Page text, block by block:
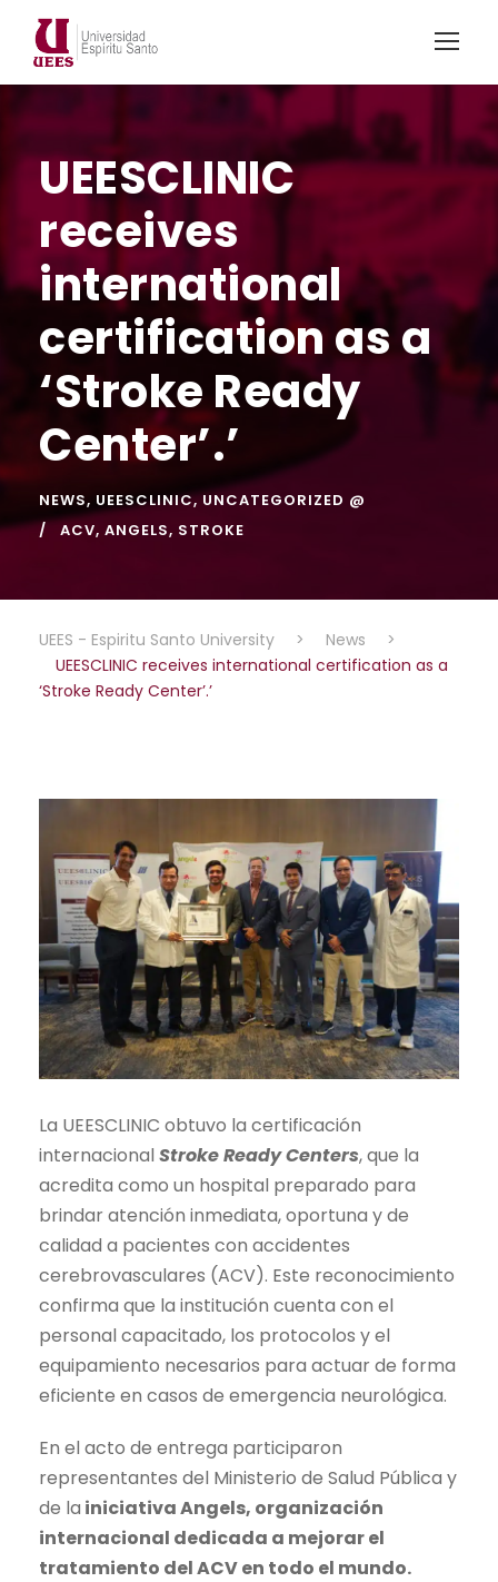
UEESCLINIC
receives
international
certification as a
‘Stroke Ready
Center’.’
NEWS, UEESCLINIC, UNCATEGORIZED @
ACV, ANGELS, STROKE
UEES - Espiritu Santo University > News
>
UEESCLINIC receives international certification as a
‘Stroke Ready Center’.’
La UEESCLINIC obtuvo la certificación
internacional Stroke Ready Centers, que la
acredita como un hospital preparado para
brindar atención inmediata, oportuna y de
calidad a pacientes con accidentes
cerebrovasculares (ACV). Este reconocimiento
confirma que la institución cuenta con el
personal capacitado, los protocolos y el
equipamiento necesarios para actuar de forma
eficiente en casos de emergencia neurológica.
En el acto de entrega participaron
representantes del Ministerio de Salud Pública y
de la iniciativa Angels, organización
internacional dedicada a mejorar el
tratamiento del ACV en todo el mundo.